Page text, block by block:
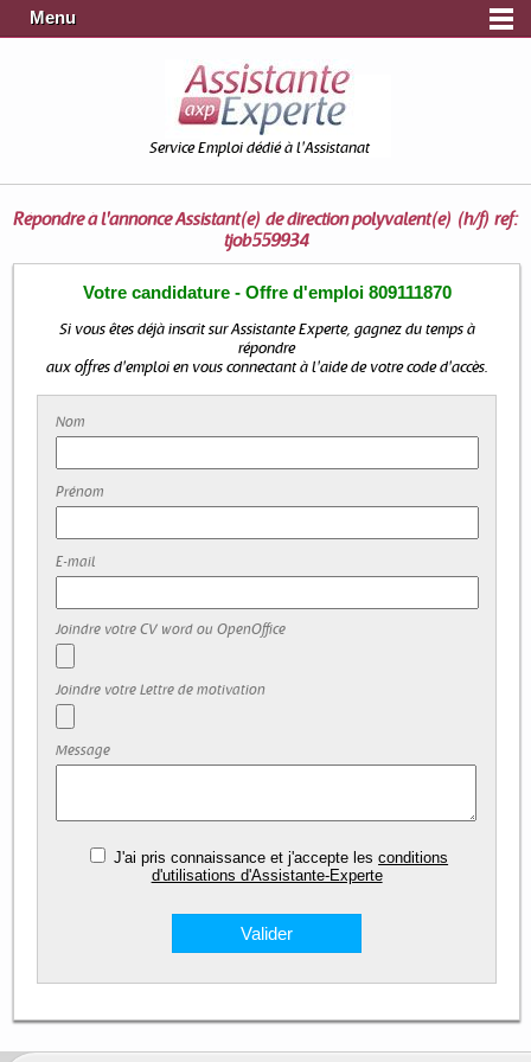
Menu
Service Emploi dédié à l'Assistanat
Répondre à l'annonceAssistant(e) de direction polyvalent(e) (h/f) ref:
tjob559934
Votre candidature - Offre d'emploi 809111870
Si vous êtes déjà inscrit sur Assistante Experte, gagnez du temps à
répondre
aux offres d'emploi en vous connectant à l'aide de votre code d'accès.
Nom
Prénom
E-mail
Joindre votre CV word ou OpenOffice
Joindre votre Lettre de motivation
Message
J'ai pris connaissance et j'accepte lesconditions
d'utilisations d'Assistante-Experte